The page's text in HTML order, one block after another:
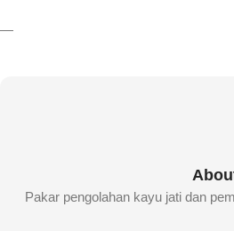
—
Pakar pengolahan kayu jati dan